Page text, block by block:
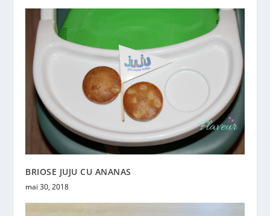
BRIOSE JUJU CU ANANAS
mai 30, 2018